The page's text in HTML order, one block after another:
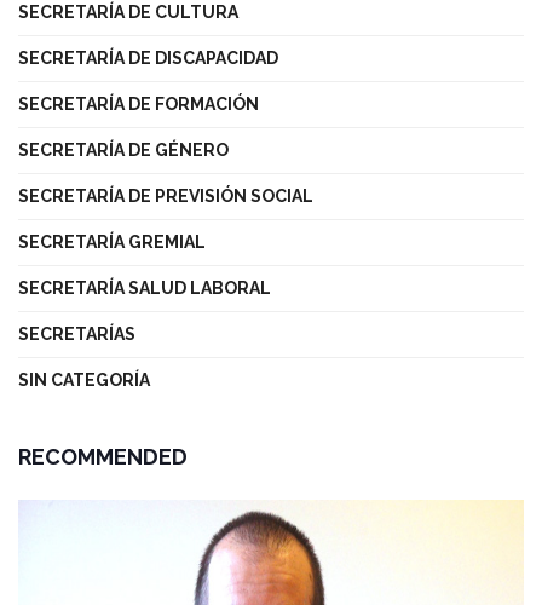
SECRETARÍA DE CULTURA
SECRETARÍA DE DISCAPACIDAD
SECRETARÍA DE FORMACIÓN
SECRETARÍA DE GÉNERO
SECRETARÍA DE PREVISIÓN SOCIAL
SECRETARÍA GREMIAL
SECRETARÍA SALUD LABORAL
SECRETARÍAS
SIN CATEGORÍA
RECOMMENDED